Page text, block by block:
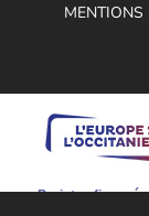
MENTIONS
Projet cofinancé